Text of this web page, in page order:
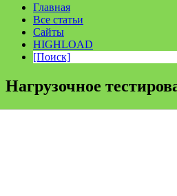
Главная
Все статьи
Сайты
HIGHLOAD
[Поиск]
Нагрузочное